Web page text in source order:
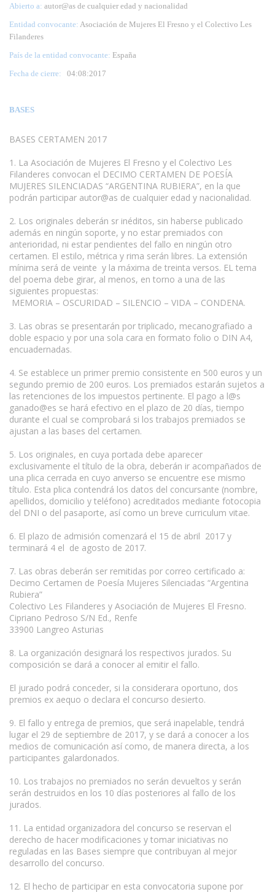
Abierto a: autor@as de cualquier edad y nacionalidad
Entidad convocante: Asociación de Mujeres El Fresno y el Colectivo Les
Filanderes
País de la entidad convocante: España
Fecha de cierre: 04:08:2017
BASES
BASES CERTAMEN 2017
1. La Asociación de Mujeres El Fresno y el Colectivo Les
Filanderes convocan el DECIMO CERTAMEN DE POESÍA
MUJERES SILENCIADAS “ARGENTINA RUBIERA”, en la que
podrán participar autor@as de cualquier edad y nacionalidad.
2. Los originales deberán sr inéditos, sin haberse publicado
además en ningún soporte, y no estar premiados con
anterioridad, ni estar pendientes del fallo en ningún otro
certamen. El estilo, métrica y rima serán libres. La extensión
mínima será de veinte y la máxima de treinta versos. EL tema
del poema debe girar, al menos, en torno a una de las
siguientes propuestas:
MEMORIA – OSCURIDAD – SILENCIO – VIDA – CONDENA.
3. Las obras se presentarán por triplicado, mecanografiado a
doble espacio y por una sola cara en formato folio o DIN A4,
encuadernadas.
4. Se establece un primer premio consistente en 500 euros y un
segundo premio de 200 euros. Los premiados estarán sujetos a
las retenciones de los impuestos pertinente. El pago a l@s
ganado@es se hará efectivo en el plazo de 20 días, tiempo
durante el cual se comprobará si los trabajos premiados se
ajustan a las bases del certamen.
5. Los originales, en cuya portada debe aparecer
exclusivamente el título de la obra, deberán ir acompañados de
una plica cerrada en cuyo anverso se encuentre ese mismo
título. Esta plica contendrá los datos del concursante (nombre,
apellidos, domicilio y teléfono) acreditados mediante fotocopia
del DNI o del pasaporte, así como un breve curriculum vitae.
6. El plazo de admisión comenzará el 15 de abril 2017 y
terminará 4 el de agosto de 2017.
7. Las obras deberán ser remitidas por correo certificado a:
Decimo Certamen de Poesía Mujeres Silenciadas “Argentina
Rubiera”
Colectivo Les Filanderes y Asociación de Mujeres El Fresno.
Cipriano Pedroso S/N Ed., Renfe
33900 Langreo Asturias
8. La organización designará los respectivos jurados. Su
composición se dará a conocer al emitir el fallo.
El jurado podrá conceder, si la considerara oportuno, dos
premios ex aequo o declara el concurso desierto.
9. El fallo y entrega de premios, que será inapelable, tendrá
lugar el 29 de septiembre de 2017, y se dará a conocer a los
medios de comunicación así como, de manera directa, a los
participantes galardonados.
10. Los trabajos no premiados no serán devueltos y serán
serán destruidos en los 10 días posteriores al fallo de los
jurados.
11. La entidad organizadora del concurso se reservan el
derecho de hacer modificaciones y tomar iniciativas no
reguladas en las Bases siempre que contribuyan al mejor
desarrollo del concurso.
12. El hecho de participar en esta convocatoria supone por